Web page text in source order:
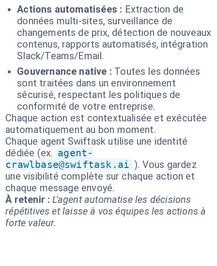
Actions automatisées : Extraction de
données multi-sites, surveillance de
changements de prix, détection de nouveaux
contenus, rapports automatisés, intégration
Slack/Teams/Email.
Gouvernance native : Toutes les données
sont traitées dans un environnement
sécurisé, respectant les politiques de
conformité de votre entreprise.
Chaque action est contextualisée et exécutée
automatiquement au bon moment.
Chaque agent Swiftask utilise une identité
dédiée (ex. agent-
crawlbase@swiftask.ai ). Vous gardez
une visibilité complète sur chaque action et
chaque message envoyé.
À retenir : L'agent automatise les décisions
répétitives et laisse à vos équipes les actions à
forte valeur.